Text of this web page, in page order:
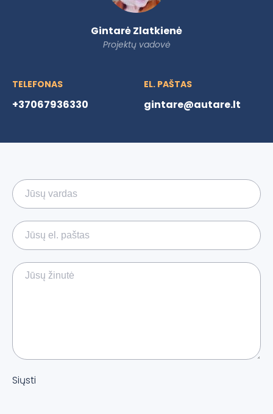
Gintarė Zlatkienė
Projektų vadovė
TELEFONAS
+37067936330
EL. PAŠTAS
gintare@autare.lt
Siųsti